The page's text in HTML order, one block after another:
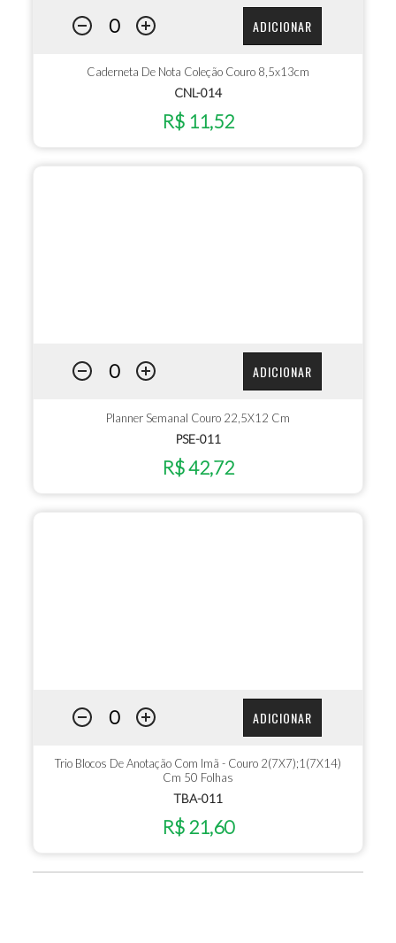
ADICIONAR
Caderneta De Nota Coleção Couro 8,5x13cm
CNL-014
R$ 11,52
ADICIONAR
Planner Semanal Couro 22,5X12 Cm
PSE-011
R$ 42,72
ADICIONAR
Trio Blocos De Anotação Com Imã - Couro 2(7X7);1(7X14)
Cm 50 Folhas
TBA-011
R$ 21,60